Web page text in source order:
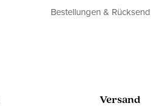
Bestellungen &
Versand